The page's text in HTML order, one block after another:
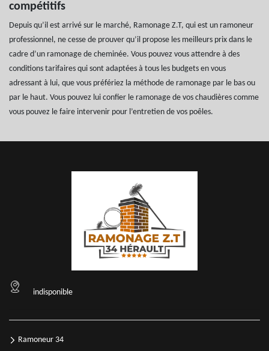
compétitifs
Depuis qu’il est arrivé sur le marché, Ramonage Z.T, qui est un ramoneur
professionnel, ne cesse de prouver qu’il propose les meilleurs prix dans le
cadre d’un ramonage de cheminée. Vous pouvez vous attendre à des
conditions tarifaires qui sont adaptées à tous les budgets en vous
adressant à lui, que vous préfériez la méthode de ramonage par le bas ou
par le haut. Vous pouvez lui confier le ramonage de vos chaudières comme
vous pouvez le faire intervenir pour l’entretien de vos poêles.
indisponible
Ramoneur 34